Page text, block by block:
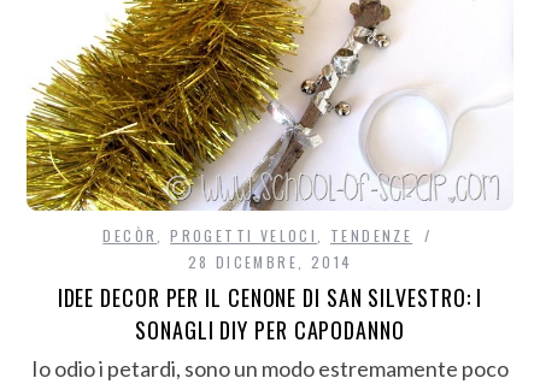
DECÒR,PROGETTI VELOCI, TENDENZE
28 DICEMBRE, 2014
IDEE DECOR PER IL CENONE DI SAN SILVESTRO: I
SONAGLI DIY PER CAPODANNO
Io odio i petardi, sono un modo estremamente poco